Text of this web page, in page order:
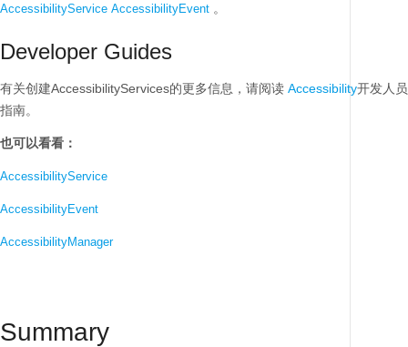
AccessibilityService AccessibilityEvent 。
Developer Guides
有关创建AccessibilityServices的更多信息，请阅读 Accessibility开发人员
指南。
也可以看看：
AccessibilityService
AccessibilityEvent
AccessibilityManager
Summary